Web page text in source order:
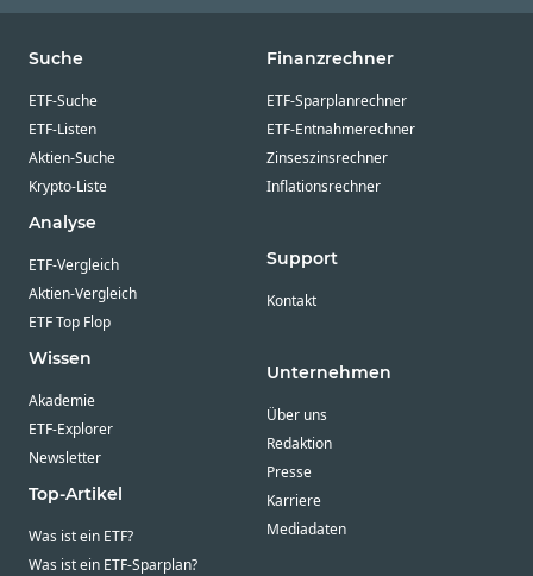
Suche
ETF-Suche
ETF-Listen
Aktien-Suche
Krypto-Liste
Analyse
ETF-Vergleich
Aktien-Vergleich
ETF Top Flop
Wissen
Akademie
ETF-Explorer
Newsletter
Top-Artikel
Was ist ein ETF?
Was ist ein ETF-Sparplan?
Finanzrechner
ETF-Sparplanrechner
ETF-Entnahmerechner
Zinseszinsrechner
Inflationsrechner
Support
Kontakt
Unternehmen
Über uns
Redaktion
Presse
Karriere
Mediadaten